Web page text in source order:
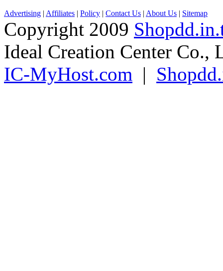
Advertising | Affiliates | Policy | Contact Us | About Us | Sitemap
Copyright 2009
Ideal Creation Center Co.,
IC-MyHost.com |